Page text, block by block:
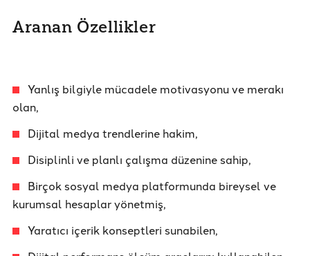
Aranan Özellikler
Yanlış bilgiyle mücadele motivasyonu ve merakı
olan,
Dijital medya trendlerine hakim,
Disiplinli ve planlı çalışma düzenine sahip,
Birçok sosyal medya platformunda bireysel ve
kurumsal hesaplar yönetmiş,
Yaratıcı içerik konseptleri sunabilen,